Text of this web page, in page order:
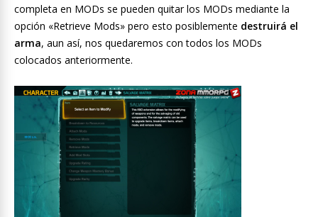
completa en MODs se pueden quitar los MODs mediante la
opción «Retrieve Mods» pero esto posiblemente destruirá el
arma, aun así, nos quedaremos con todos los MODs
colocados anteriormente.